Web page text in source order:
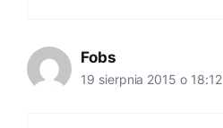
Fobs
19 sierpnia 2015 o 18:12